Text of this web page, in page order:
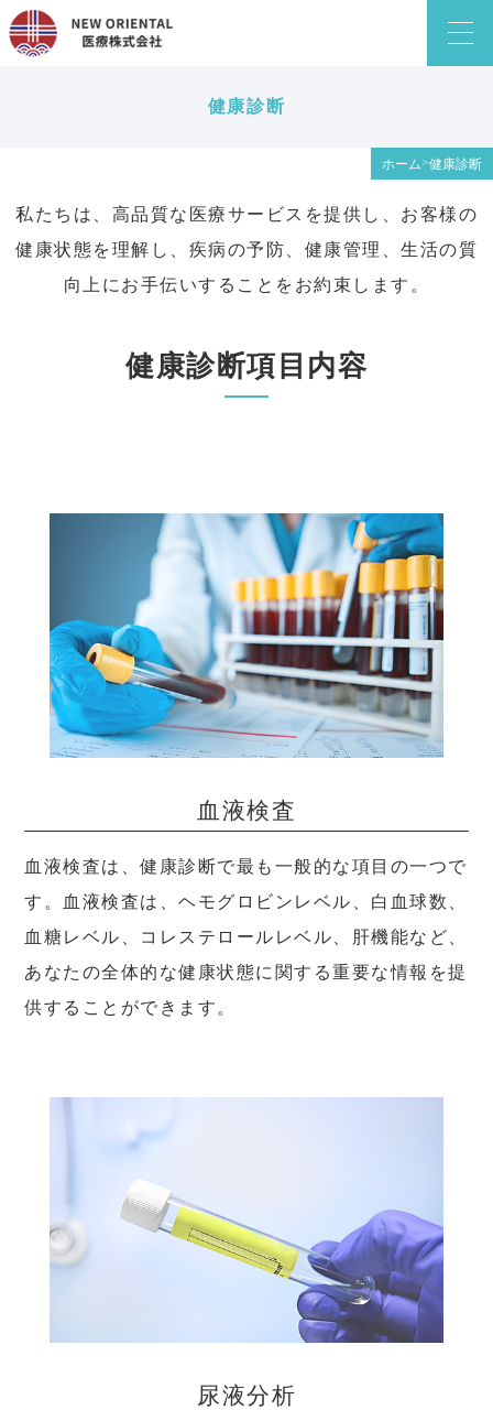
健康診断
ホーム>健康診断
私たちは、高品質な医療サービスを提供し、お客様の
健康状態を理解し、疾病の予防、健康管理、生活の質
向上にお手伝いすることをお約束します。
健康診断項目内容
血液検査
血液検査は、健康診断で最も一般的な項目の一つで
す。血液検査は、ヘモグロビンレベル、白血球数、
血糖レベル、コレステロールレベル、肝機能など、
あなたの全体的な健康状態に関する重要な情報を提
供することができます。
尿液分析